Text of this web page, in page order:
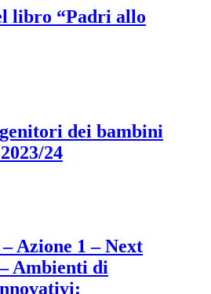
libro “Padri allo
dei bambini
24
Azione 1 – Next
Ambienti di